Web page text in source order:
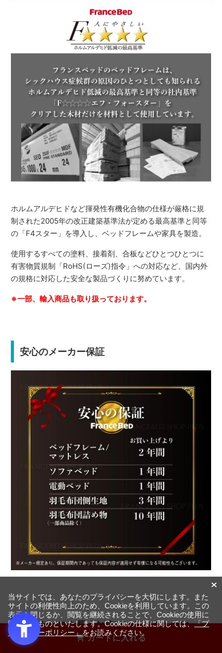
カートに入れる
ホルムアルデヒドなど揮発性有機化合物の仕様が厳格に規
制された2005年の改正建築基準法が定める最高基準と同等
の「F4スター」を導入し、ベッドフレームや家具を製造。
使用するすべての塗料、接着剤、合板などひとつひとつに
有害物質規制「RoHS(ローズ)指令」への対応など、国内外
の規格に対応した安全な製品づくりに努めています。
※一部、輸入商品も取り扱っております。
安心のメーカー保証
マットレスを長くお使いいただくために
マットレスの寿命はおおよそ8～10年と言われており、特に
当サイトでは、あなたのプライバシーを大切にします。また
サイトの利便性向上のため、Cookieを利用しています。この
表示を閉じるか、閲覧を継続されることで、Cookieの使用に
同意するものといたします。Cookieの仕様に関しては、「プ
ライバシーポリシー」をお読みください。